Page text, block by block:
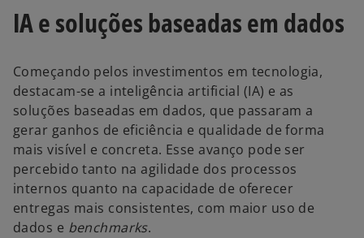
IA e soluções baseadas em dados
Começando pelos investimentos em tecnologia,
destacam-se a inteligência artificial (IA) e as
soluções baseadas em dados, que passaram a
gerar ganhos de eficiência e qualidade de forma
mais visível e concreta. Esse avanço pode ser
percebido tanto na agilidade dos processos
internos quanto na capacidade de oferecer
entregas mais consistentes, com maior uso de
dados e benchmarks.